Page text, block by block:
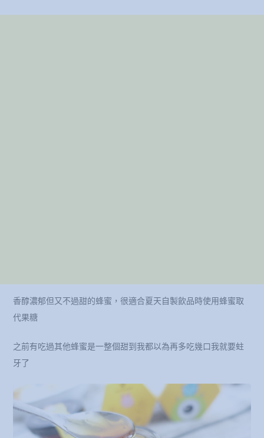
香醇濃郁但又不過甜的蜂蜜，很適合夏天自製飲品時使用蜂蜜取
代果糖
之前有吃過其他蜂蜜是一整個甜到我都以為再多吃幾口我就要蛀
牙了